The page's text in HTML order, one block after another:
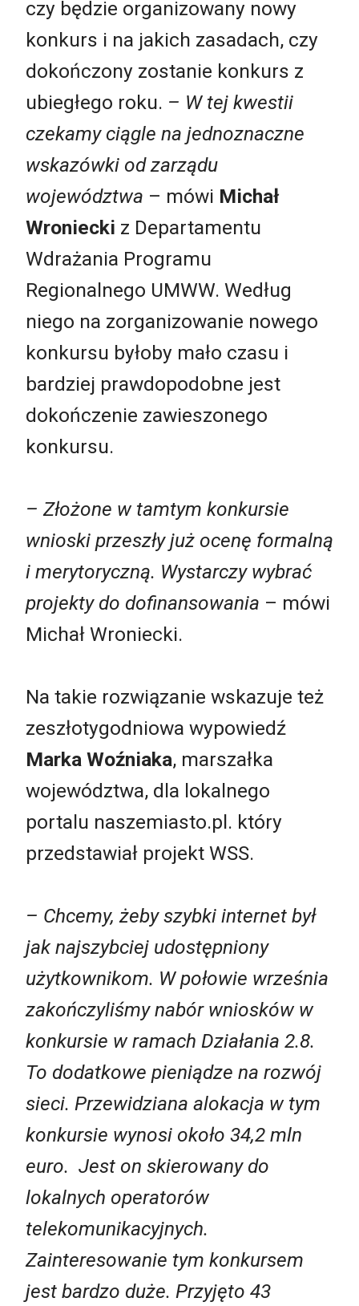
czy będzie organizowany nowy
konkurs i na jakich zasadach, czy
dokończony zostanie konkurs z
ubiegłego roku. – W tej kwestii
czekamy ciągle na jednoznaczne
wskazówki od zarządu
województwa – mówi Michał
Wroniecki z Departamentu
Wdrażania Programu
Regionalnego UMWW. Według
niego na zorganizowanie nowego
konkursu byłoby mało czasu i
bardziej prawdopodobne jest
dokończenie zawieszonego
konkursu.
– Złożone w tamtym konkursie
wnioski przeszły już ocenę formalną
i merytoryczną. Wystarczy wybrać
projekty do dofinansowania – mówi
Michał Wroniecki.
Na takie rozwiązanie wskazuje też
zeszłotygodniowa wypowiedź
Marka Woźniaka, marszałka
województwa, dla lokalnego
portalu naszemiasto.pl. który
przedstawiał projekt WSS.
– Chcemy, żeby szybki internet był
jak najszybciej udostępniony
użytkownikom. W połowie września
zakończyliśmy nabór wniosków w
konkursie w ramach Działania 2.8.
To dodatkowe pieniądze na rozwój
sieci. Przewidziana alokacja w tym
konkursie wynosi około 34,2 mln
euro. Jest on skierowany do
lokalnych operatorów
telekomunikacyjnych.
Zainteresowanie tym konkursem
jest bardzo duże. Przyjęto 43